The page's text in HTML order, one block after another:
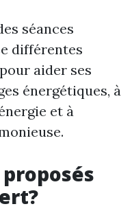
séances
différentes
aider ses
énergétiques, à
et à